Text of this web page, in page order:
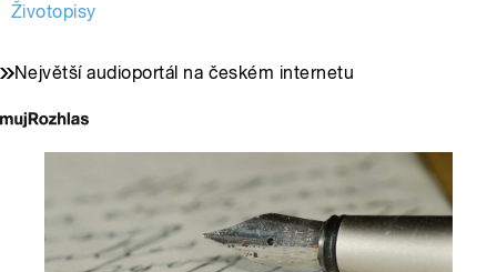
Životopisy
Největší audioportál na českém internetu